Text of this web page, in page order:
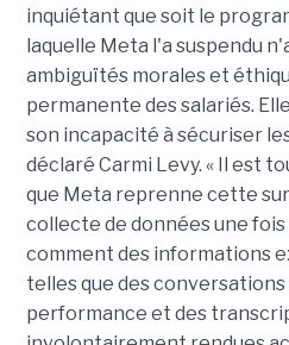
inquiétant que soit le
laquelle Meta l'a suspendu
ambiguïtés morales et
permanente des salariés.
son incapacité à sécuriser
déclaré Carmi Levy. « Il est
que Meta reprenne cette
collecte de données une
comment des informations
telles que des
performance et des